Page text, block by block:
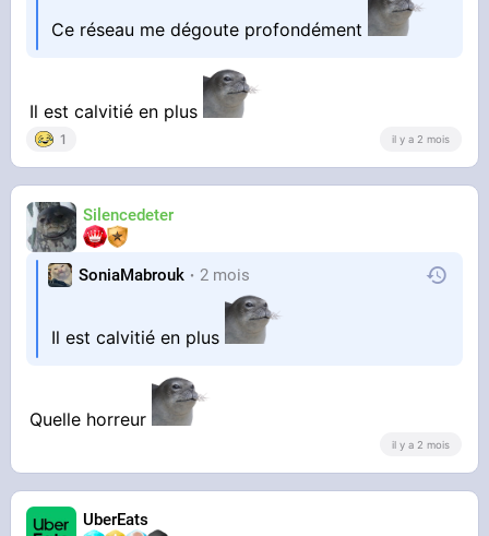
Ce réseau me dégoute profondément
Il est calvitié en plus
1 il y a 2 mois
Silencedeter
SoniaMabrouk 2 mois
Il est calvitié en plus
Quelle horreur
il y a 2 mois
UberEats